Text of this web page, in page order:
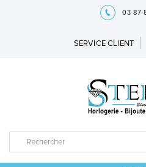
03 87
SERVICE CLIENT